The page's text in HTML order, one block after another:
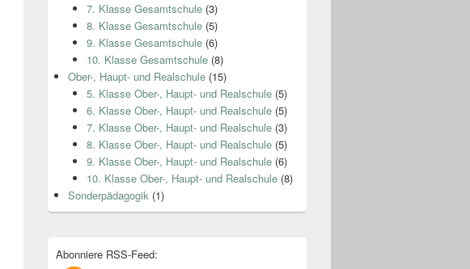
7. Klasse Gesamtschule(3)
8. Klasse Gesamtschule(5)
9. Klasse Gesamtschule(6)
10. Klasse Gesamtschule(8)
Ober-, Haupt- und Realschule (15)
5. Klasse Ober-, Haupt- und Realschule(5)
6. Klasse Ober-, Haupt- und Realschule(5)
7. Klasse Ober-, Haupt- und Realschule(3)
8. Klasse Ober-, Haupt- und Realschule(5)
9. Klasse Ober-, Haupt- und Realschule(6)
10. Klasse Ober-, Haupt- und Realschule(8)
Sonderpädagogik (1)
Abonniere RSS-Feed: